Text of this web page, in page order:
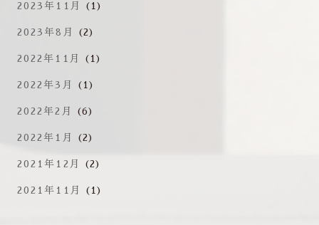
2023年11月 (1)
2023年8月 (2)
2022年11月 (1)
2022年3月 (1)
2022年2月 (6)
2022年1月 (2)
2021年12月 (2)
2021年11月 (1)